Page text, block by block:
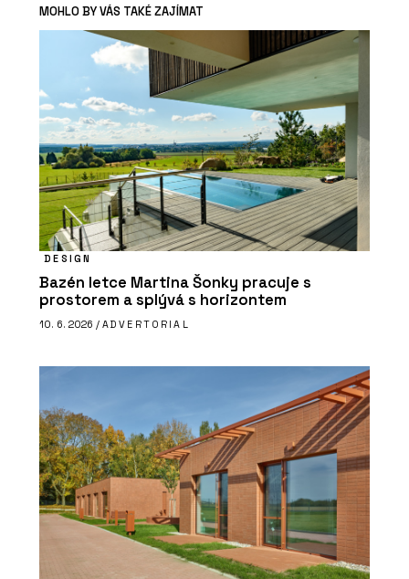
MOHLO BY VÁS TAKÉ ZAJÍMAT
DESIGN
Bazén letce Martina Šonky pracuje s
prostorem a splývá s horizontem
10. 6. 2026 / ADVERTORIAL